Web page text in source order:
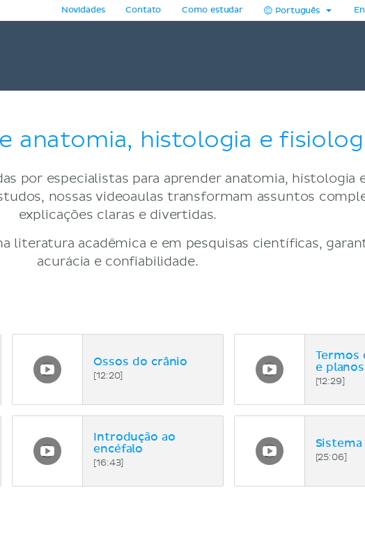
Novidades Contato Como estudar Português
anatomia, histologia e
por especialistas para aprender anatomia, histologia
nossas videoaulas transformam assuntos
explicações claras e divertidas.
literatura acadêmica e em pesquisas científicas,
acurácia e confiabilidade.
Ossos do crânio
[12:20]
Termos
e
[12:29]
Introdução ao
encéfalo
[16:43]
[25:06]